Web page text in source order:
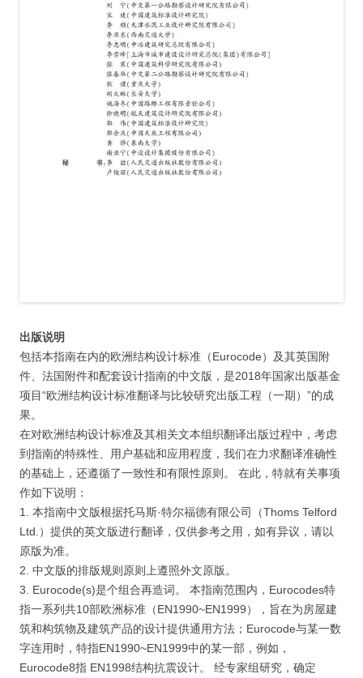
出版说明
包括本指南在内的欧洲结构设计标准（Eurocode）及其英国附
件、法国附件和配套设计指南的中文版，是2018年国家出版基金
项目“欧洲结构设计标准翻译与比较研究出版工程（一期）”的成
果。
在对欧洲结构设计标准及其相关文本组织翻译出版过程中，考虑
到指南的特殊性、用户基础和应用程度，我们在力求翻译准确性
的基础上，还遵循了一致性和有限性原则。 在此，特就有关事项
作如下说明：
1. 本指南中文版根据托马斯·特尔福德有限公司（Thoms Telford
Ltd.）提供的英文版进行翻译，仅供参考之用，如有异议，请以
原版为准。
2. 中文版的排版规则原则上遵照外文原版。
3. Eurocode(s)是个组合再造词。 本指南范围内，Eurocodes特
指一系列共10部欧洲标准（EN1990~EN1999），旨在为房屋建
筑和构筑物及建筑产品的设计提供通用方法；Eurocode与某一数
字连用时，特指EN1990~EN1999中的某一部，例如，
Eurocode8指 EN1998结构抗震设计。 经专家组研究，确定